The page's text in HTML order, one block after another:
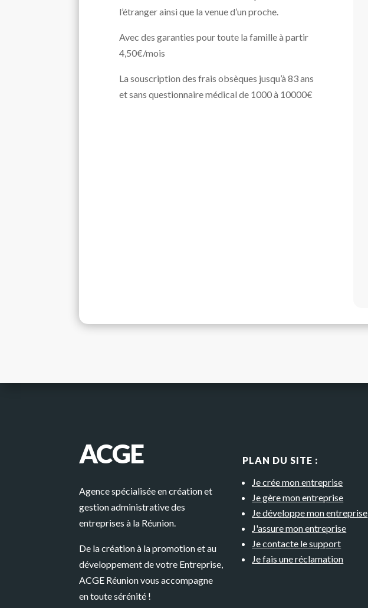
l’étranger ainsi que la venue d’un proche.
Avec des garanties pour toute la famille à partir
4,50€/mois
La souscription des frais obsèques jusqu’à 83 ans
et sans questionnaire médical de 1000 à 10000€
ACGE
Agence spécialisée en création et
gestion administrative des
entreprises à la Réunion.
De la création à la promotion et au
développement de votre Entreprise,
ACGE Réunion vous accompagne
en toute sérénité !
PLAN DU SITE :
Je crée mon entreprise
Je gère mon entreprise
Je développe mon entreprise
J'assure mon entreprise
Je contacte le support
Je fais une réclamation